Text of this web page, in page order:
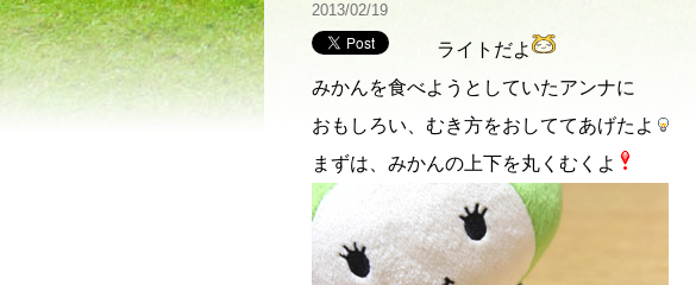
2013/02/19
ライトだよ
みかんを食べようとしていたアンナに
おもしろい、むき方をおしててあげたよ
まずは、みかんの上下を丸くむくよ